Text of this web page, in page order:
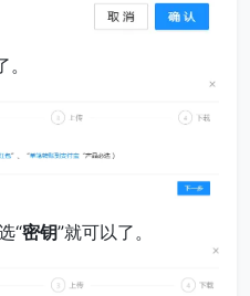
“密钥”就可以了。